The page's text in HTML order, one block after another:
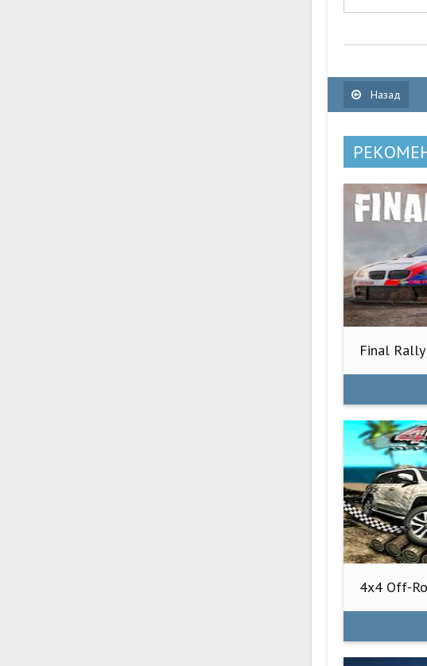
Назад
Final Rally
4x4 Off-